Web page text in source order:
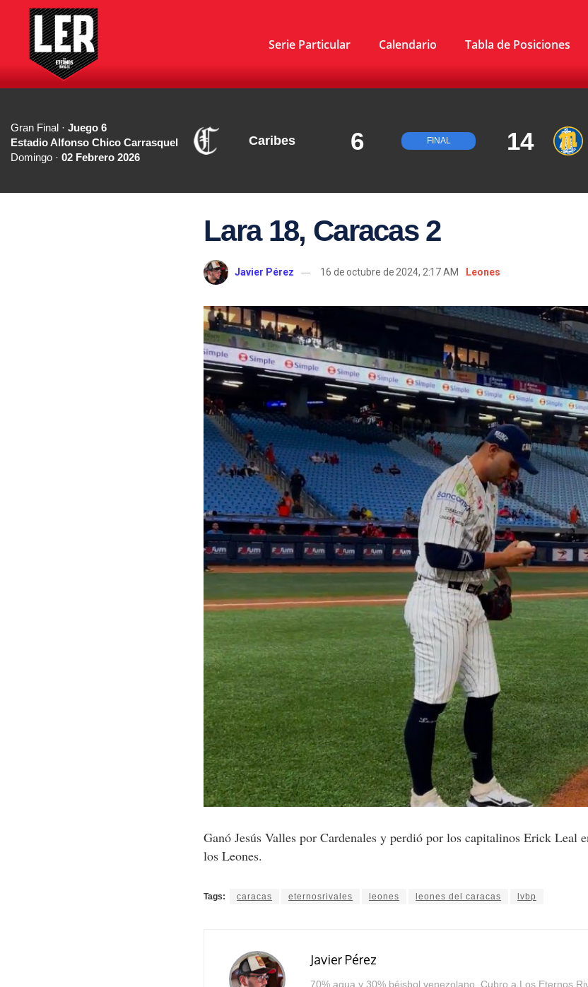
Serie Particular Calendario Tabla de Posiciones
Gran Final · Juego 6
Estadio Alfonso Chico Carrasquel
Domingo · 02 Febrero 2026
Caribes 6 FINAL 14
Lara 18, Caracas 2
Javier Pérez 16 de octubre de 2024, 2:17 AM Leones
Ganó Jesús Valles por Cardenales y perdió por los capitalinos Erick Leal
los Leones.
Tags: caracas eternosrivales leones leones del caracas lvbp
Javier Pérez
70% agua y 30% béisbol venezolano. Cubro a Los Eternos